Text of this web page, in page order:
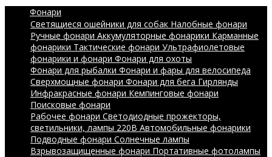
Фонари
Светящиеся ошейники для собак Налобные фонари
Ручные фонари Аккумуляторные фонарики Карманные
фонарики Тактические фонари Ультрафиолетовые
фонарики и фонари Фонари для охоты
Фонари для рыбалки Фонари и фары для велосипеда
Сверхмощные фонари Фонари для бега Гирлянды
Инфракрасные фонари Кемпинговые фонари
Поисковые фонари
Рабочее фонари Светодиодные прожекторы,
светильники, лампы 220В Автомобильные фонарики
Подводные фонари Солнечные лампы
Взрывозащищенные фонари Портативные фотолампы